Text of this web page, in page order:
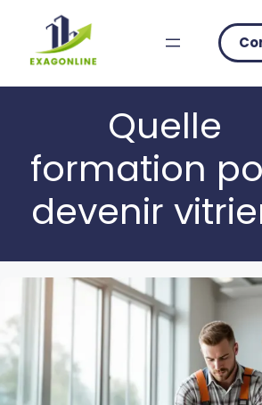
content
Quelle
formation
devenir